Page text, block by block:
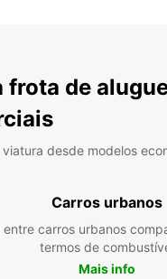
frota de
viatura desde modelos
Carros urbanos
entre carros urbanos
termos de
Mais info